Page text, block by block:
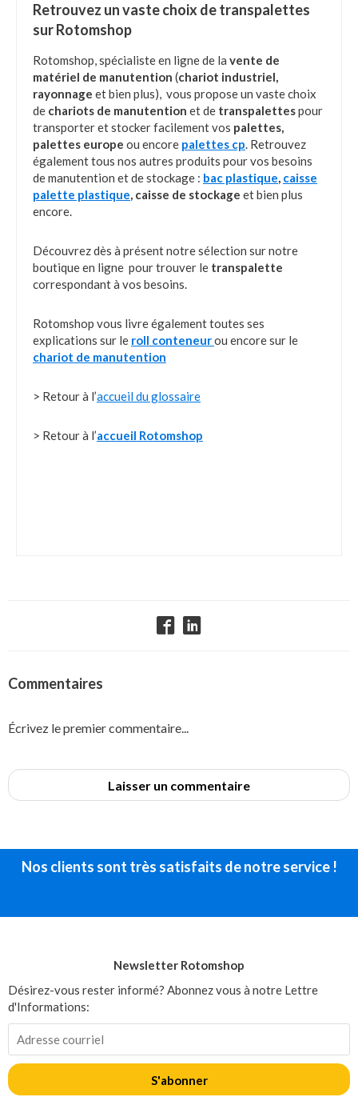
Retrouvez un vaste choix de transpalettes
sur Rotomshop
Rotomshop, spécialiste en ligne de la vente de
matériel de manutention (chariot industriel,
rayonnage et bien plus), vous propose un vaste choix
de chariots de manutention et de transpalettespour
transporter et stocker facilement vos palettes,
palettes europe ou encore palettes cp. Retrouvez
également tous nos autres produits pour vos besoins
de manutention et de stockage : bac plastique, caisse
palette plastique, caisse de stockage et bien plus
encore.
Découvrez dès à présent notre sélection sur notre
boutique en ligne pour trouver le transpalette
correspondant à vos besoins.
Rotomshop vous livre également toutes ses
explications sur le roll conteneurou encore sur le
chariot de manutention
> Retour à l’accueil du glossaire
> Retour à l’accueil Rotomshop
Commentaires
Écrivez le premier commentaire...
Laisser un commentaire
Nos clients sont très satisfaits de notre service !
Newsletter Rotomshop
Désirez-vous rester informé? Abonnez vous à notre Lettre
d'Informations:
S'abonner